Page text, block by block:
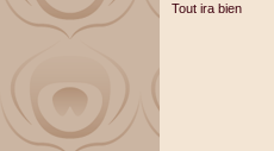
Tout ira bien